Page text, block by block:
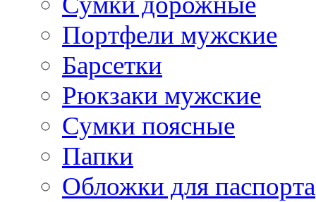
Портфели мужские
Барсетки
Рюкзаки мужские
Сумки поясные
Папки
Обложки для паспорта